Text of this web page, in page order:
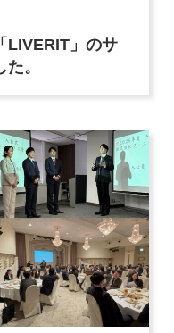
LIVERIT」のサ
。